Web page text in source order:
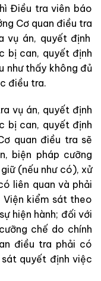
Điều tra viên báo
Cơ quan điều tra
vụ án, quyết định
bị can, quyết định
như thấy không đủ
điều tra.
vụ án, quyết định
bị can, quyết định
quan điều tra sẽ
biện pháp cưỡng
(nếu nhưcó), xử
liên quan và phải
kiểm sát theo
hiện hành; đối với
chế do chính
điều tra phải có
quyết định việc